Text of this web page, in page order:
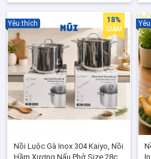
Nồi Luộc Gà Inox 304 Kaiyo, Nồi
Hầm Xương Nấu Phở Size 28cm
Yêu thích 18%
GIẢM